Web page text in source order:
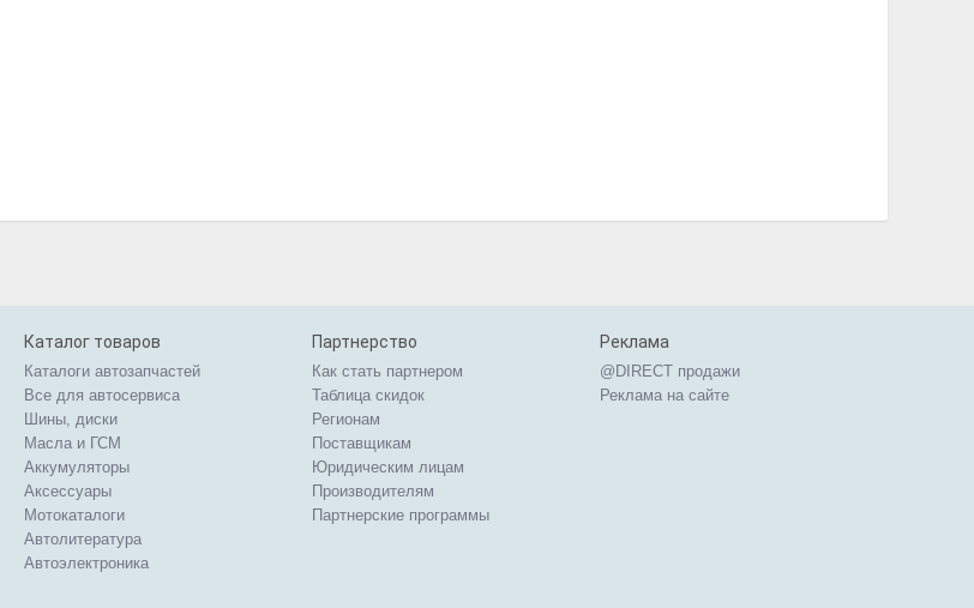
Каталог товаров
Каталоги автозапчастей
Все для автосервиса
Шины, диски
Масла и ГСМ
Аккумуляторы
Аксессуары
Мотокаталоги
Автолитература
Автоэлектроника
Партнерство
Как стать партнером
Таблица скидок
Регионам
Поставщикам
Юридическим лицам
Производителям
Партнерские программы
Реклама
@DIRECT продажи
Реклама на сайте